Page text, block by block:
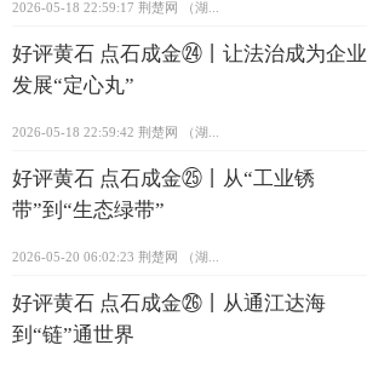
2026-05-18 22:59:17 荆楚网 ​（湖...
好评黄石 点石成金㉔丨让法治成为企业
发展“定心丸”
2026-05-18 22:59:42 荆楚网 ​（湖...
好评黄石 点石成金㉕丨从“工业锈
带”到“生态绿带”
2026-05-20 06:02:23 荆楚网 ​（湖...
好评黄石 点石成金㉖丨从通江达海
到“链”通世界